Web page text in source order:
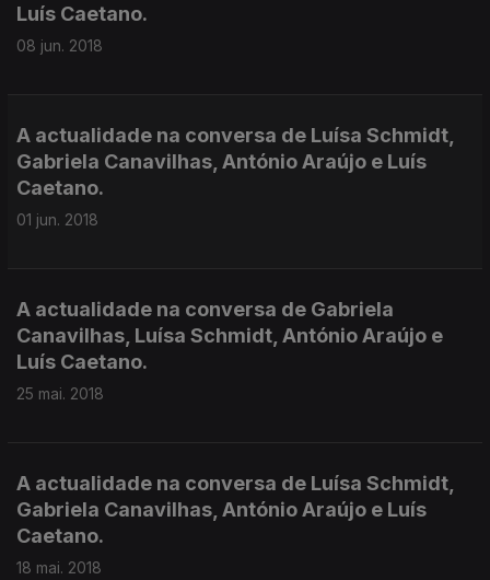
Luís Caetano.
08 jun. 2018
A actualidade na conversa de Luísa Schmidt,
Gabriela Canavilhas, António Araújo e Luís
Caetano.
01 jun. 2018
A actualidade na conversa de Gabriela
Canavilhas, Luísa Schmidt, António Araújo e
Luís Caetano.
25 mai. 2018
A actualidade na conversa de Luísa Schmidt,
Gabriela Canavilhas, António Araújo e Luís
Caetano.
18 mai. 2018